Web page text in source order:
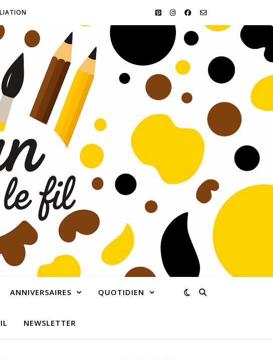
ANNIVERSAIRES QUOTIDIEN
NEWSLETTER